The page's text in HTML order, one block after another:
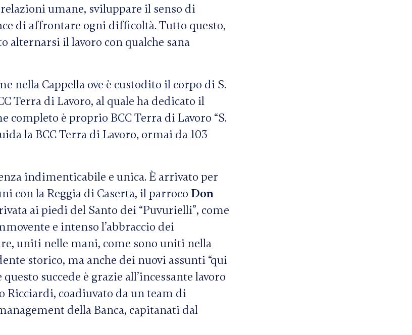
umane, sviluppare il senso di
di affrontare ogni difficoltà. Tutto questo,
alternarsi il lavoro con qualche sana
nella Cappella ove è custodito il corpo di S.
Terra di Lavoro, al quale ha dedicato il
completo è proprio BCC Terra di Lavoro “S.
la BCC Terra di Lavoro, ormai da 103
indimenticabile e unica. È arrivato per
con la Reggia di Caserta, il parroco Don
ai piedi del Santo dei “Puvurielli”, come
e intenso l’abbraccio dei
uniti nelle mani, come sono uniti nella
storico, ma anche dei nuovi assunti “qui
succede è grazie all’incessante lavoro
Ricciardi, coadiuvato da un team di
della Banca, capitanati dal